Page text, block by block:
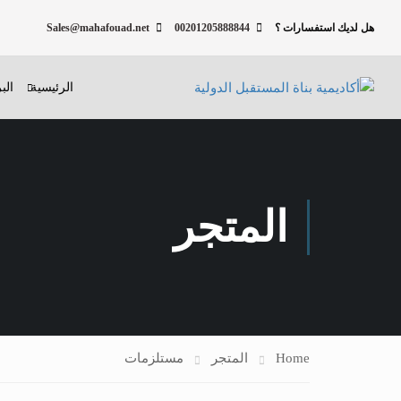
هل لديك استفسارات ؟ 00201205888844
Sales@mahafouad.net
الرئيسية
المتجر
Home المتجر مستلزمات